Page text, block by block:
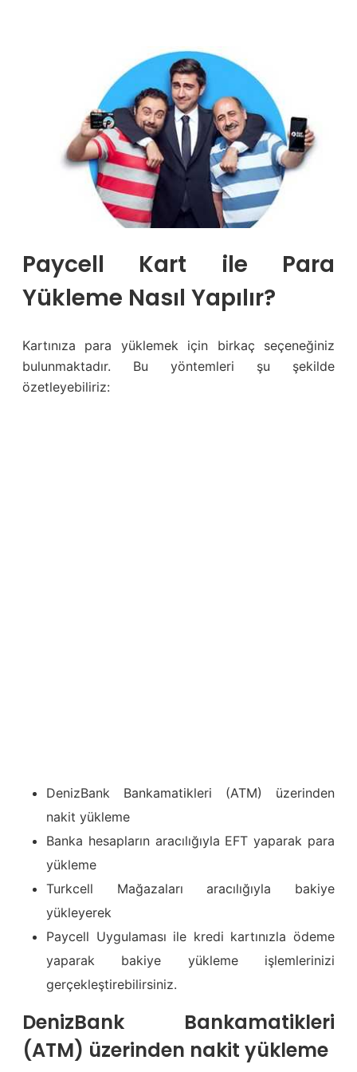
Paycell Kart ile Para
Yükleme Nasıl Yapılır?
Kartınıza para yüklemek için birkaç seçeneğiniz
bulunmaktadır. Bu yöntemleri şu şekilde
özetleyebiliriz:
DenizBank Bankamatikleri (ATM) üzerinden
nakit yükleme
Banka hesapların aracılığıyla EFT yaparak para
yükleme
Turkcell Mağazaları aracılığıyla bakiye
yükleyerek
Paycell Uygulaması ile kredi kartınızla ödeme
yaparak bakiye yükleme işlemlerinizi
gerçekleştirebilirsiniz.
DenizBank Bankamatikleri
(ATM) üzerinden nakit yükleme